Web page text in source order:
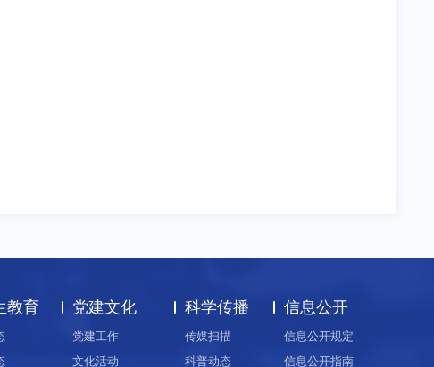
教育 党建文化
党建工作
文化活动
科学传播
传媒扫描
科普动态
信息公开
信息公开规定
信息公开指南